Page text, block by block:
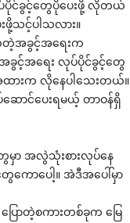
ပိုင်ခွင့်‌တွေပို‌ပေးဖို့ လိုတယ်
သင့်ပါသလား။
တဲ့အခွင့်အ‌ရေးက
င့်အ‌ရေး လုပ်ပိုင်ခွင့်‌တွေ
ားက လို‌နေပါ‌သေးတယ်။
ောင်‌ပေးရမယ့် တာဝန်ရှိ
ာ အလွဲသုံးစားလုပ်‌နေ
ာ‌ပေါ့။ အဲဒီအ‌ပေါ်မှာ
ြောတဲ့စကားတစ်ခုက ‌မြေ